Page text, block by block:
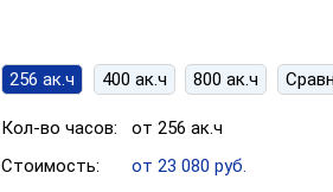
256 ак.ч 400 ак.ч 800 ак.ч
Кол-во часов:
от 256 ак.ч
Стоимость:
от 23 080 руб.